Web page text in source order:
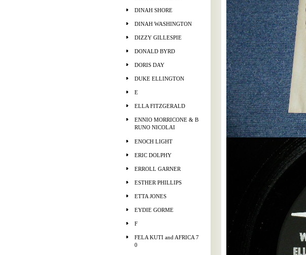
DINAH SHORE
DINAH WASHINGTON
DIZZY GILLESPIE
DONALD BYRD
DORIS DAY
DUKE ELLINGTON
E
ELLA FITZGERALD
ENNIO MORRICONE & B
RUNO NICOLAI
ENOCH LIGHT
ERIC DOLPHY
ERROLL GARNER
ESTHER PHILLIPS
ETTA JONES
EYDIE GORME
F
FELA KUTI and AFRICA 7
0